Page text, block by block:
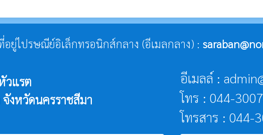
อยู่ไปรษณีย์อิเล็กทรอนิกส์กลาง (อีเมลกลาง) :
วแรต
งหวัดนครราชสีมา
อีเมลล์ :
โทร : 044-
โทรสาร : 044-